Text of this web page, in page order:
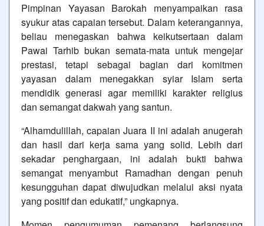
Pimpinan Yayasan Barokah menyampaikan rasa
syukur atas capaian tersebut. Dalam keterangannya,
beliau menegaskan bahwa keikutsertaan dalam
Pawai Tarhib bukan semata-mata untuk mengejar
prestasi, tetapi sebagai bagian dari komitmen
yayasan dalam menegakkan syiar Islam serta
mendidik generasi agar memiliki karakter religius
dan semangat dakwah yang santun.
“Alhamdulillah, capaian Juara II ini adalah anugerah
dan hasil dari kerja sama yang solid. Lebih dari
sekadar penghargaan, ini adalah bukti bahwa
semangat menyambut Ramadhan dengan penuh
kesungguhan dapat diwujudkan melalui aksi nyata
yang positif dan edukatif,” ungkapnya.